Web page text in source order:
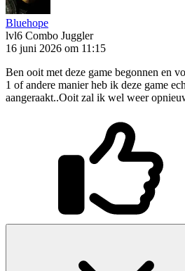
Bluehope
lvl6 Combo Juggler
16 juni 2026 om 11:15
Ben ooit met deze game begonnen en
1 of andere manier heb ik deze game
aangeraakt..Ooit zal ik wel weer